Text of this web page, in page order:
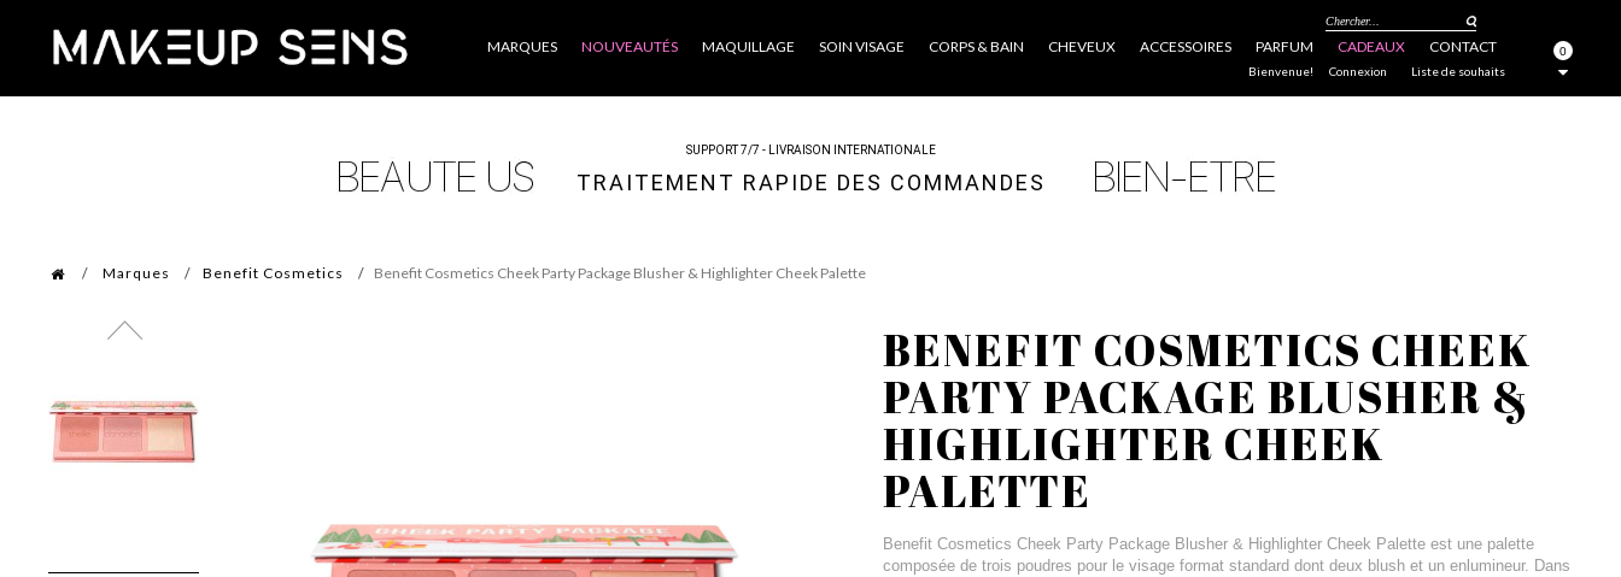
Catégories MARQUES NOUVEAUTÉS MAQUILLAGE SOIN VISAGE CORPS & BAIN CHEVEUX ACCESSOIRES PARFUM CADEAUX CONTACT
Chercher...
0
Liste de souhaits
Bienvenue! Connexion
SUPPORT 7/7 - LIVRAISON INTERNATIONALE
TRAITEMENT RAPIDE DES COMMANDES
Marques Benefit Cosmetics Benefit Cosmetics Cheek Party Package Blusher & Highlighter Cheek Palette
BENEFIT COSMETICS CHEEK
PARTY PACKAGE BLUSHER &
HIGHLIGHTER CHEEK
PALETTE
Benefit Cosmetics Cheek Party Package Blusher & Highlighter Cheek Palette est une palette
composée de trois poudres pour le visage format standard dont deux blush et un enlumineur. Dans